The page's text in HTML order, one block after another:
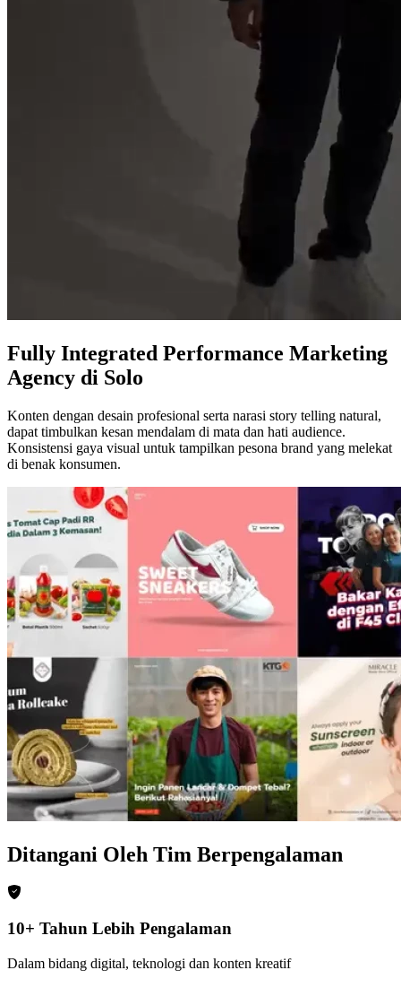
Fully Integrated Performance Marketing
Agency di Solo
Konten dengan desain profesional serta narasi story telling natural,
dapat timbulkan kesan mendalam di mata dan hati audience.
Konsistensi gaya visual untuk tampilkan pesona brand yang melekat
di benak konsumen.
Ditangani Oleh Tim Berpengalaman
10+ Tahun Lebih Pengalaman
Dalam bidang digital, teknologi dan konten kreatif